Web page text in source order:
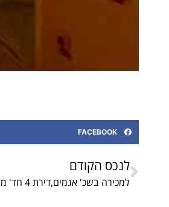
FACEBOOK
לנכס הקודם